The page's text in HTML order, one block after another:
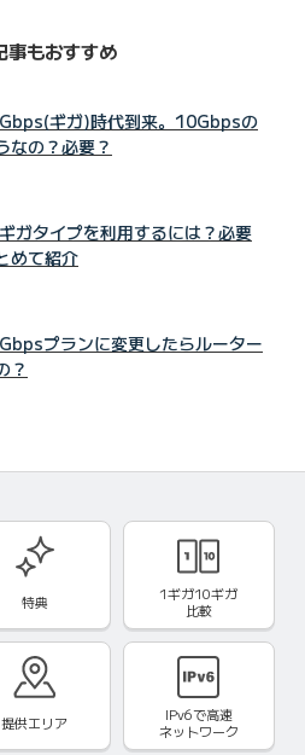
事もおすすめ
ギガ)時代到来。10Gbpsの
なの？必要？
ガタイプを利用するには？必要
めて紹介
プランに変更したらルーター
？
特典
1ギガ10ギガ
比較
提供エリア IPv6で高速
ネットワーク